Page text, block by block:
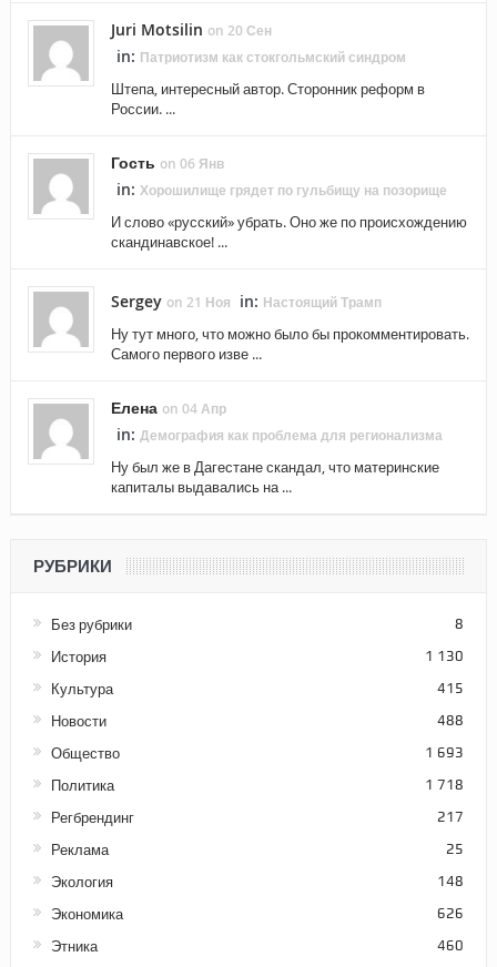
Juri Motsilin on 20 Сен
in: Патриотизм как стокгольмский синдром
Штепа, интересный автор. Сторонник реформ в
России. ...
Гость on 06 Янв
in: Хорошилище грядет по гульбищу на позорище
И слово «русский» убрать. Оно же по происхождению
скандинавское! ...
Sergey on 21 Ноя in: Настоящий Трамп
Ну тут много, что можно было бы прокомментировать.
Самого первого изве ...
Елена on 04 Апр
in: Демография как проблема для регионализма
Ну был же в Дагестане скандал, что материнские
капиталы выдавались на ...
РУБРИКИ
Без рубрики 8
История 1 130
Культура 415
Новости 488
Общество 1 693
Политика 1 718
Регбрендинг 217
Реклама 25
Экология 148
Экономика 626
Этника 460